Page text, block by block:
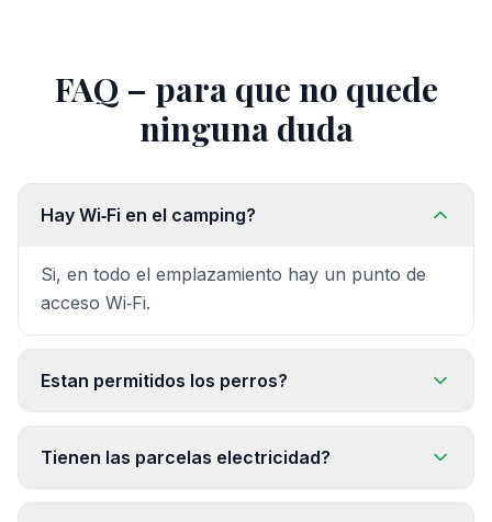
FAQ – para que no quede
ninguna duda
Hay Wi‑Fi en el camping?
Si, en todo el emplazamiento hay un punto de
acceso Wi‑Fi.
Estan permitidos los perros?
Tienen las parcelas electricidad?